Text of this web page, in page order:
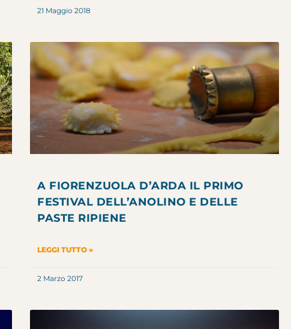
21 Maggio 2018
A FIORENZUOLA D’ARDA IL PRIMO
FESTIVAL DELL’ANOLINO E DELLE
PASTE RIPIENE
LEGGI TUTTO »
2 Marzo 2017